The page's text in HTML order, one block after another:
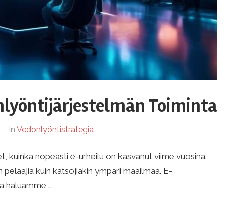
Toiminta
In Vedonlyöntistrategia
kuinka nopeasti e-urheilu on kasvanut viime vuosina.
kuin katsojiakin ympäri maailmaa. E-
haluamme …